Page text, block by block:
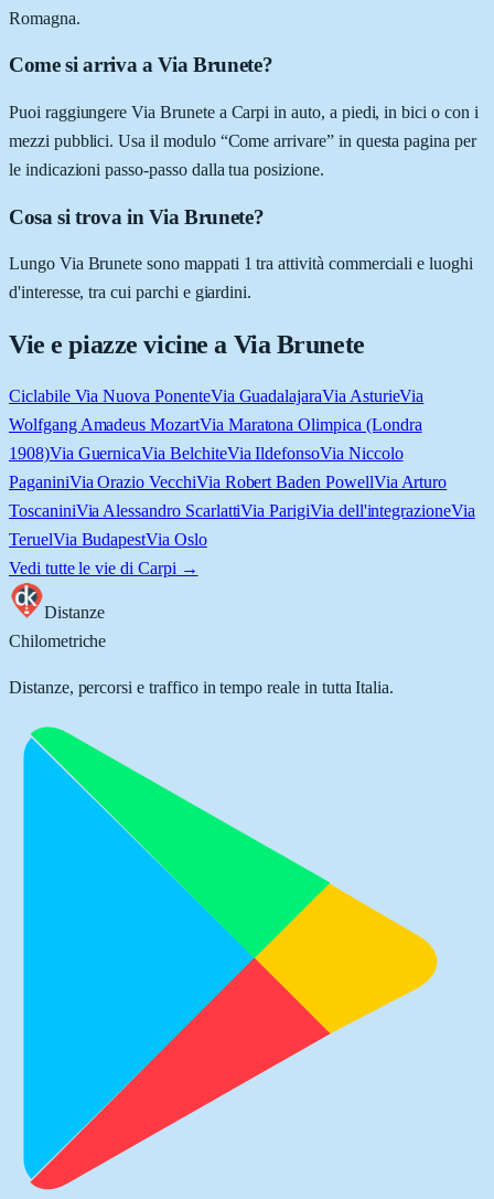
Romagna.
Come si arriva a Via Brunete?
Puoi raggiungere Via Brunete a Carpi in auto, a piedi, in bici o con i
mezzi pubblici. Usa il modulo “Come arrivare” in questa pagina per
le indicazioni passo-passo dalla tua posizione.
Cosa si trova in Via Brunete?
Lungo Via Brunete sono mappati 1 tra attività commerciali e luoghi
d'interesse, tra cui parchi e giardini.
Vie e piazze vicine a Via Brunete
Ciclabile Via Nuova PonenteVia GuadalajaraVia AsturieVia
Wolfgang Amadeus MozartVia Maratona Olimpica (Londra
1908)Via GuernicaVia BelchiteVia IldefonsoVia Niccolo
PaganiniVia Orazio VecchiVia Robert Baden PowellVia Arturo
ToscaniniVia Alessandro ScarlattiVia ParigiVia dell'integrazioneVia
TeruelVia BudapestVia Oslo
Vedi tutte le vie di Carpi →
Distanze
Chilometriche
Distanze, percorsi e traffico in tempo reale in tutta Italia.